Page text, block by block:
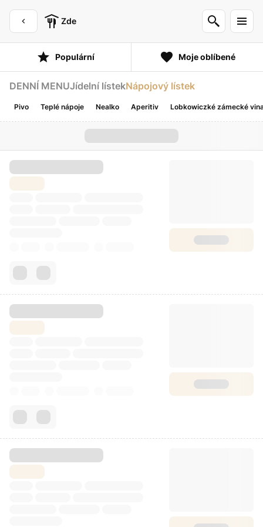
Zde
Populární Moje oblíbené
DENNÍ MENUJídelní lístekNápojový lístek
Pivo Teplé nápoje Nealko Aperitiv Lobkowiczké zámecké